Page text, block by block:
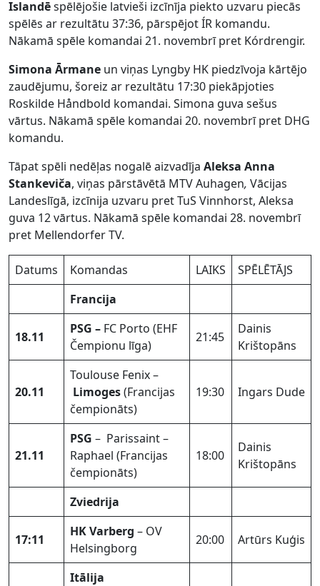
Islandēspēlējošie latvieši izcīnīja piekto uzvaru piecās
spēlēs ar rezultātu 37:36, pārspējot ÍR komandu.
Nākamā spēle komandai 21. novembrī pret Kórdrengir.
Simona Ārmane un viņas Lyngby HK piedzīvoja kārtējo
zaudējumu, šoreiz ar rezultātu 17:30 piekāpjoties
Roskilde Håndbold komandai. Simona guva sešus
vārtus. Nākamā spēle komandai 20. novembrī pret DHG
komandu.
Tāpat spēli nedēļas nogalē aizvadīja Aleksa Anna
Stankeviča, viņas pārstāvētā MTV Auhagen, Vācijas
Landeslīgā, izcīnija uzvaru pret TuS Vinnhorst, Aleksa
guva 12 vārtus. Nākamā spēle komandai 28. novembrī
pret Mellendorfer TV.
Datums Komandas LAIKS
SPĒLĒTĀJS
Francija
18.11
PSG – FC Porto (EHF
Čempionu līga)
21:45
Dainis
Krištopāns
20.11
Toulouse Fenix –
Limoges(Francijas
čempionāts)
19:30 Ingars Dude
21.11
PSG – Parissaint –
Raphael (Francijas
čempionāts)
18:00
Dainis
Krištopāns
Zviedrija
17:11
HK Varberg – OV
Helsingborg
20:00 Artūrs Kuģis
Itālija